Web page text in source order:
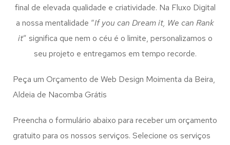
final de elevada qualidade e criatividade. Na Fluxo Digital
a nossa mentalidade “If you can Dream it, We can Rank
it” significa que nem o céu é o limite, personalizamos o
seu projeto e entregamos em tempo recorde.
Peça um Orçamento de Web Design Moimenta da Beira,
Aldeia de Nacomba Grátis
Preencha o formulário abaixo para receber um orçamento
gratuito para os nossos serviços. Selecione os serviços